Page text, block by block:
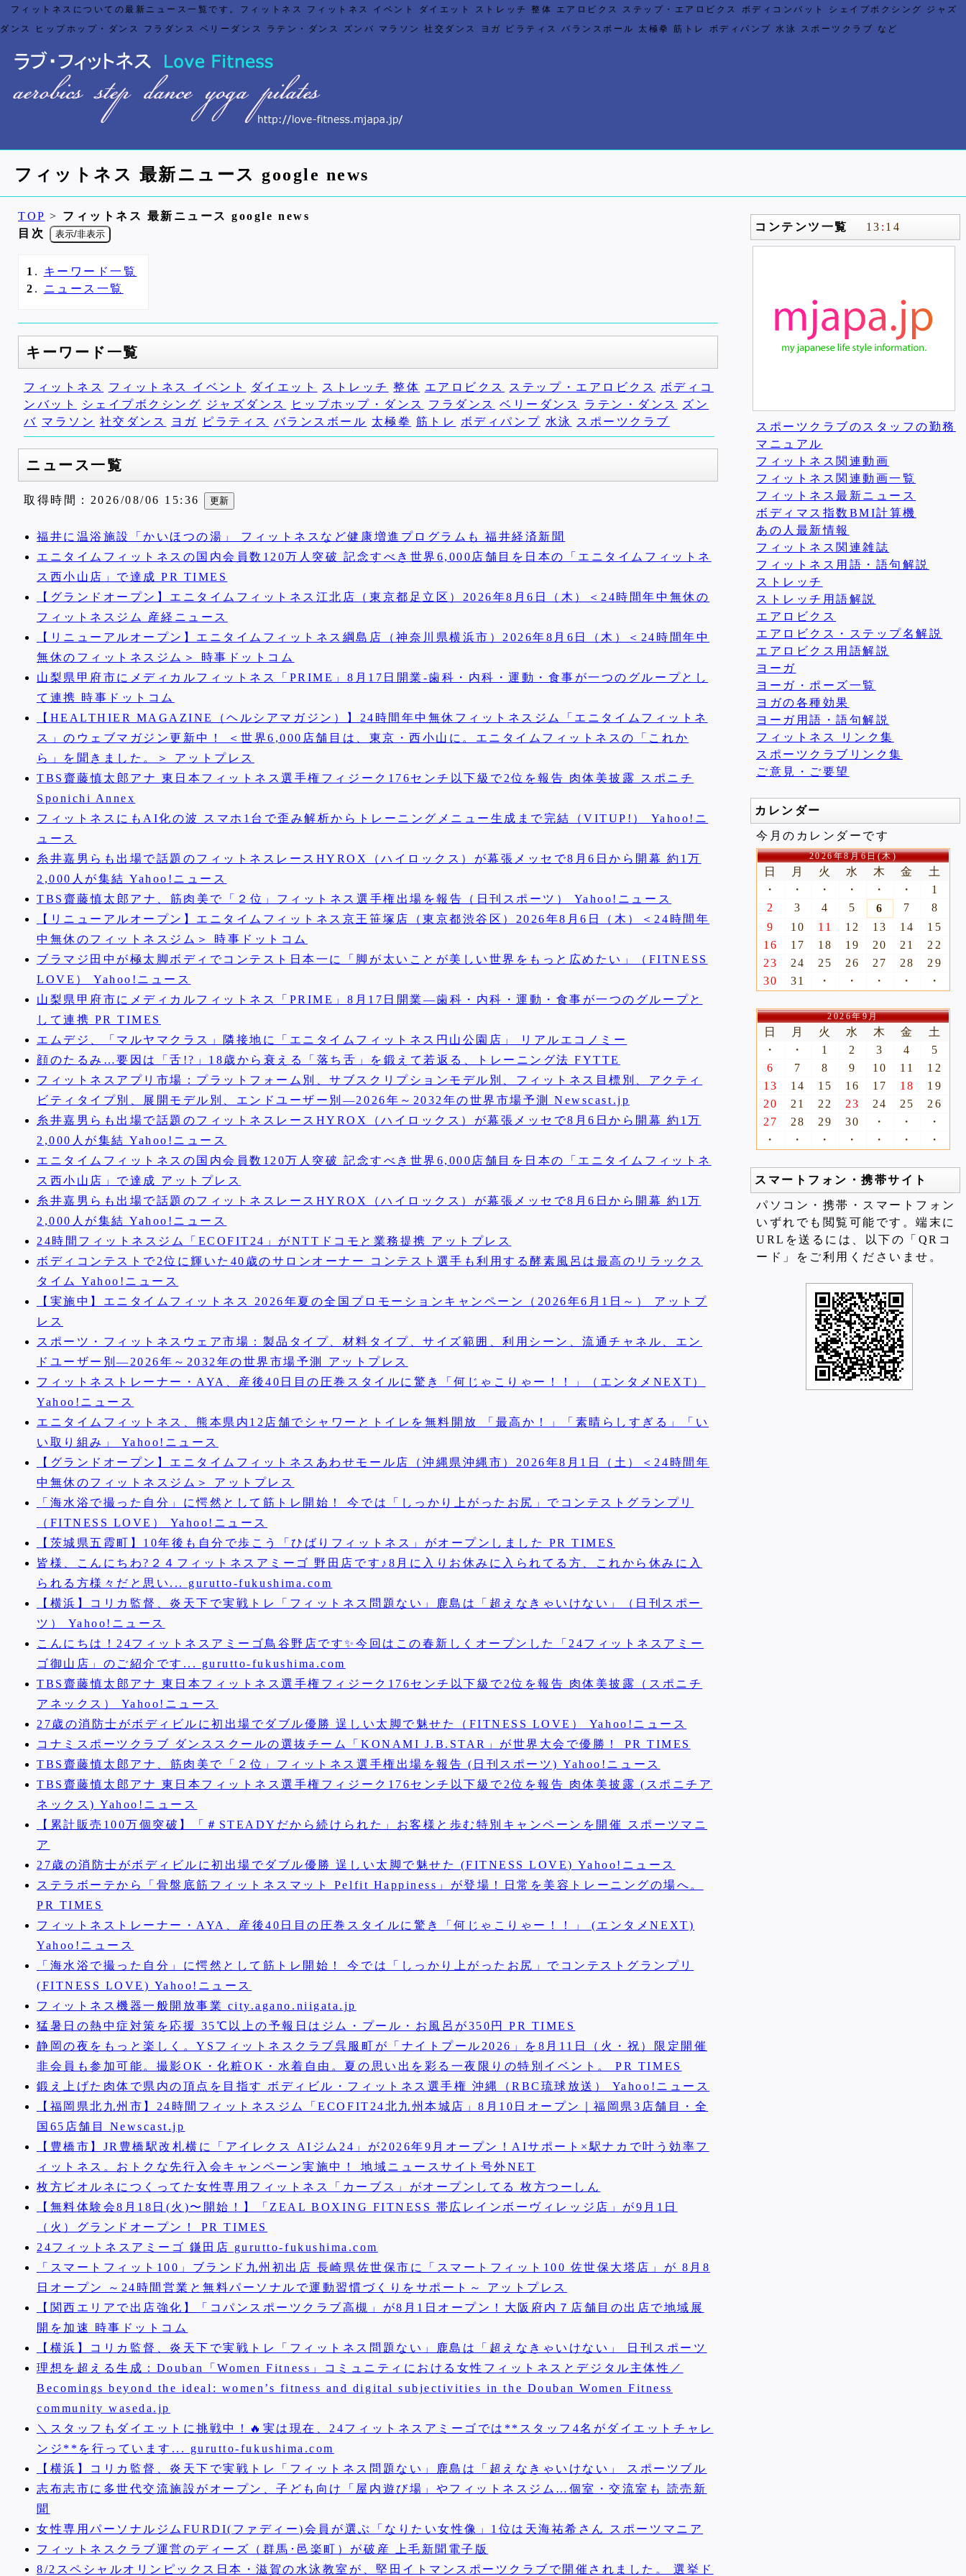
フィットネスについての最新ニュース一覧です。フィットネス フィットネス イベント ダイエット ストレッチ 整体 エアロビクス ステップ・エアロビクス ボディコンバット シェイプボクシング ジャズ
ダンス ヒップホップ・ダンス フラダンス ベリーダンス ラテン・ダンス ズンバ マラソン 社交ダンス ヨガ ピラティス バランスボール 太極拳 筋トレ ボディパンプ 水泳 スポーツクラブ など
フィットネス 最新ニュース google news
TOP > フィットネス 最新ニュース google news
目次
表示/非表示
1 . キーワード一覧
2 . ニュース一覧
キーワード一覧
フィットネス フィットネス イベント ダイエット ストレッチ 整体 エアロビクス ステップ・エアロビクス
ボディコ
ンバット
シェイプボクシング ジャズダンス ヒップホップ・ダンス フラダンス ベリーダンス ラテン・ダンス
ズン
バ マラソン 社交ダンス ヨガ ピラティス バランスボール 太極拳 筋トレ ボディパンプ 水泳 スポーツクラブ
ニュース一覧
取得時間：2026/08/06 15:36
福井に温浴施設「かいほつの湯」 フィットネスなど健康増進プログラムも 福井経済新聞
エニタイムフィットネスの国内会員数120万人突破 記念すべき世界6,000店舗目を日本の「エニタイムフィットネ
ス西小山店」で達成 PR TIMES
【グランドオープン】エニタイムフィットネス江北店（東京都足立区）2026年8月6日（木）＜24時間年中無休の
フィットネスジム 産経ニュース
【リニューアルオープン】エニタイムフィットネス綱島店（神奈川県横浜市）2026年8月6日（木）＜24時間年中
無休のフィットネスジム＞ 時事ドットコム
山梨県甲府市にメディカルフィットネス「PRIME」8月17日開業-歯科・内科・運動・食事が一つのグループとし
て連携 時事ドットコム
【HEALTHIER MAGAZINE（ヘルシアマガジン）】24時間年中無休フィットネスジム「エニタイムフィットネ
ス」のウェブマガジン更新中！ ＜世界6,000店舗目は、東京・西小山に。エニタイムフィットネスの「これか
ら」を聞きました。＞ アットプレス
TBS齋藤慎太郎アナ 東日本フィットネス選手権フィジーク176センチ以下級で2位を報告 肉体美披露 スポニチ
Sponichi Annex
フィットネスにもAI化の波 スマホ1台で歪み解析からトレーニングメニュー生成まで完結（VITUP!） Yahoo!ニ
ュース
糸井嘉男らも出場で話題のフィットネスレースHYROX（ハイロックス）が幕張メッセで8月6日から開幕 約1万
2,000人が集結 Yahoo!ニュース
TBS齋藤慎太郎アナ、筋肉美で「２位」フィットネス選手権出場を報告（日刊スポーツ） Yahoo!ニュース
【リニューアルオープン】エニタイムフィットネス京王笹塚店（東京都渋谷区）2026年8月6日（木）＜24時間年
中無休のフィットネスジム＞ 時事ドットコム
ブラマジ田中が極太脚ボディでコンテスト日本一に「脚が太いことが美しい世界をもっと広めたい」（FITNESS
LOVE） Yahoo!ニュース
山梨県甲府市にメディカルフィットネス「PRIME」8月17日開業—歯科・内科・運動・食事が一つのグループと
して連携 PR TIMES
エムデジ、「マルヤマクラス」隣接地に「エニタイムフィットネス円山公園店」 リアルエコノミー
顔のたるみ…要因は「舌!?」18歳から衰える「落ち舌」を鍛えて若返る、トレーニング法 FYTTE
フィットネスアプリ市場：プラットフォーム別、サブスクリプションモデル別、フィットネス目標別、アクティ
ビティタイプ別、展開モデル別、エンドユーザー別―2026年～2032年の世界市場予測 Newscast.jp
糸井嘉男らも出場で話題のフィットネスレースHYROX（ハイロックス）が幕張メッセで8月6日から開幕 約1万
2,000人が集結 Yahoo!ニュース
エニタイムフィットネスの国内会員数120万人突破 記念すべき世界6,000店舗目を日本の「エニタイムフィットネ
ス西小山店」で達成 アットプレス
糸井嘉男らも出場で話題のフィットネスレースHYROX（ハイロックス）が幕張メッセで8月6日から開幕 約1万
2,000人が集結 Yahoo!ニュース
24時間フィットネスジム「ECOFIT24」がNTTドコモと業務提携 アットプレス
ボディコンテストで2位に輝いた40歳のサロンオーナー コンテスト選手も利用する酵素風呂は最高のリラックス
タイム Yahoo!ニュース
【実施中】エニタイムフィットネス 2026年夏の全国プロモーションキャンペーン（2026年6月1日～） アットプ
レス
スポーツ・フィットネスウェア市場：製品タイプ、材料タイプ、サイズ範囲、利用シーン、流通チャネル、エン
ドユーザー別―2026年～2032年の世界市場予測 アットプレス
フィットネストレーナー・AYA、産後40日目の圧巻スタイルに驚き「何じゃこりゃー！！」（エンタメNEXT）
Yahoo!ニュース
エニタイムフィットネス、熊本県内12店舗でシャワーとトイレを無料開放 「最高か！」「素晴らしすぎる」「い
い取り組み」 Yahoo!ニュース
【グランドオープン】エニタイムフィットネスあわせモール店（沖縄県沖縄市）2026年8月1日（土）＜24時間年
中無休のフィットネスジム＞ アットプレス
「海水浴で撮った自分」に愕然として筋トレ開始！ 今では「しっかり上がったお尻」でコンテストグランプリ
（FITNESS LOVE） Yahoo!ニュース
【茨城県五霞町】10年後も自分で歩こう「ひばりフィットネス」がオープンしました PR TIMES
皆様、こんにちわ?２４フィットネスアミーゴ 野田店です♪8月に入りお休みに入られてる方、これから休みに入
られる方様々だと思い... gurutto-fukushima.com
【横浜】コリカ監督、炎天下で実戦トレ「フィットネス問題ない」鹿島は「超えなきゃいけない」（日刊スポー
ツ） Yahoo!ニュース
こんにちは！24フィットネスアミーゴ鳥谷野店です✨今回はこの春新しくオープンした「24フィットネスアミー
ゴ御山店」のご紹介です... gurutto-fukushima.com
TBS齋藤慎太郎アナ 東日本フィットネス選手権フィジーク176センチ以下級で2位を報告 肉体美披露（スポニチ
アネックス） Yahoo!ニュース
27歳の消防士がボディビルに初出場でダブル優勝 逞しい太脚で魅せた（FITNESS LOVE） Yahoo!ニュース
コナミスポーツクラブ ダンススクールの選抜チーム「KONAMI J.B.STAR」が世界大会で優勝！ PR TIMES
TBS齋藤慎太郎アナ、筋肉美で「２位」フィットネス選手権出場を報告 (日刊スポーツ) Yahoo!ニュース
TBS齋藤慎太郎アナ 東日本フィットネス選手権フィジーク176センチ以下級で2位を報告 肉体美披露 (スポニチア
ネックス) Yahoo!ニュース
【累計販売100万個突破】「＃STEADYだから続けられた」お客様と歩む特別キャンペーンを開催 スポーツマニ
ア
27歳の消防士がボディビルに初出場でダブル優勝 逞しい太脚で魅せた (FITNESS LOVE) Yahoo!ニュース
ステラボーテから「骨盤底筋フィットネスマット Pelfit Happiness」が登場！日常を美容トレーニングの場へ。
PR TIMES
フィットネストレーナー・AYA、産後40日目の圧巻スタイルに驚き「何じゃこりゃー！！」 (エンタメNEXT)
Yahoo!ニュース
「海水浴で撮った自分」に愕然として筋トレ開始！ 今では「しっかり上がったお尻」でコンテストグランプリ
(FITNESS LOVE) Yahoo!ニュース
フィットネス機器一般開放事業 city.agano.niigata.jp
猛暑日の熱中症対策を応援 35℃以上の予報日はジム・プール・お風呂が350円 PR TIMES
静岡の夜をもっと楽しく。YSフィットネスクラブ呉服町が「ナイトプール2026」を8月11日（火・祝）限定開催
非会員も参加可能。撮影OK・化粧OK・水着自由。夏の思い出を彩る一夜限りの特別イベント。 PR TIMES
鍛え上げた肉体で県内の頂点を目指す ボディビル・フィットネス選手権 沖縄（RBC琉球放送） Yahoo!ニュース
【福岡県北九州市】24時間フィットネスジム「ECOFIT24北九州本城店」8月10日オープン｜福岡県3店舗目・全
国65店舗目 Newscast.jp
【豊橋市】JR豊橋駅改札横に「アイレクス AIジム24」が2026年9月オープン！AIサポート×駅ナカで叶う効率フ
ィットネス。おトクな先行入会キャンペーン実施中！ 地域ニュースサイト号外NET
枚方ビオルネにつくってた女性専用フィットネス「カーブス」がオープンしてる 枚方つーしん
【無料体験会8月18日(火)〜開始！】「ZEAL BOXING FITNESS 帯広レインボーヴィレッジ店」が9月1日
（火）グランドオープン！ PR TIMES
24フィットネスアミーゴ 鎌田店 gurutto-fukushima.com
「スマートフィット100」ブランド九州初出店 長崎県佐世保市に「スマートフィット100 佐世保大塔店」が 8月8
日オープン ～24時間営業と無料パーソナルで運動習慣づくりをサポート～ アットプレス
【関西エリアで出店強化】「コパンスポーツクラブ高槻」が8月1日オープン！大阪府内７店舗目の出店で地域展
開を加速 時事ドットコム
【横浜】コリカ監督、炎天下で実戦トレ「フィットネス問題ない」鹿島は「超えなきゃいけない」 日刊スポーツ
理想を超える生成：Douban「Women Fitness」コミュニティにおける女性フィットネスとデジタル主体性／
Becomings beyond the ideal: women’s fitness and digital subjectivities in the Douban Women Fitness
community waseda.jp
＼スタッフもダイエットに挑戦中！🔥実は現在、24フィットネスアミーゴでは**スタッフ4名がダイエットチャレ
ンジ**を行っています... gurutto-fukushima.com
【横浜】コリカ監督、炎天下で実戦トレ「フィットネス問題ない」鹿島は「超えなきゃいけない」 スポーツブル
志布志市に多世代交流施設がオープン、子ども向け「屋内遊び場」やフィットネスジム…個室・交流室も 読売新
聞
女性専用パーソナルジムFURDI(ファディー)会員が選ぶ「なりたい女性像」1位は天海祐希さん スポーツマニア
フィットネスクラブ運営のディーズ（群馬･邑楽町）が破産 上毛新聞電子版
8/2スペシャルオリンピックス日本・滋賀の水泳教室が、堅田イトマンスポーツクラブで開催されました。 選挙ド
コンテンツ一覧 13 : 14
スポーツクラブのスタッフの勤務
マニュアル
フィットネス関連動画
フィットネス関連動画一覧
フィットネス最新ニュース
ボディマス指数BMI計算機
あの人最新情報
フィットネス関連雑誌
フィットネス用語・語句解説
ストレッチ
ストレッチ用語解説
エアロビクス
エアロビクス・ステップ名解説
エアロビクス用語解説
ヨーガ
ヨーガ・ポーズ一覧
ヨガの各種効果
ヨーガ用語・語句解説
フィットネス リンク集
スポーツクラブリンク集
ご意見・ご要望
カレンダー
今月のカレンダーです
2026年8月6日(木)
日 月 火 水 木 金
土
・
・ ・ ・ ・ ・
1
2
3 4 5 6 7
8
9
10 11 12 13 14
15
16
17 18 19 20 21
22
23
24 25 26 27 28
29
30
31 ・ ・ ・ ・ ・
2026年9月
日 月 火 水 木 金
土
・
・ 1 2 3 4
5
6
7 8 9 10 11
12
13
14 15 16 17 18
19
20
21 22 23 24 25
26
27
28 29 30 ・ ・
・
・
・ ・ ・ ・ ・ ・
スマートフォン・携帯サイト
パソコン・携帯・スマートフォン
いずれでも閲覧可能です。端末に
URLを送るには、以下の「QRコ
ード」をご利用くださいませ。